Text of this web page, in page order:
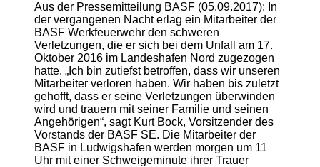
Aus der Pressemitteilung BASF (05.09.2017): In
der vergangenen Nacht erlag ein Mitarbeiter der
BASF Werkfeuerwehr den schweren
Verletzungen, die er sich bei dem Unfall am 17.
Oktober 2016 im Landeshafen Nord zugezogen
hatte. „Ich bin zutiefst betroffen, dass wir unseren
Mitarbeiter verloren haben. Wir haben bis zuletzt
gehofft, dass er seine Verletzungen überwinden
wird und trauern mit seiner Familie und seinen
Angehörigen“, sagt Kurt Bock, Vorsitzender des
Vorstands der BASF SE. Die Mitarbeiter der
BASF in Ludwigshafen werden morgen um 11
Uhr mit einer Schweigeminute ihrer Trauer